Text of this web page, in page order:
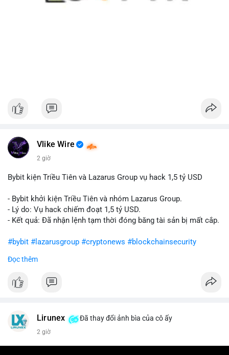
Vlike Wire
2 giờ
Bybit kiện Triều Tiên và Lazarus Group vụ hack 1,5 tỷ USD
- Bybit khởi kiện Triều Tiên và nhóm Lazarus Group.
- Lý do: Vụ hack chiếm đoạt 1,5 tỷ USD.
- Kết quả: Đã nhận lệnh tạm thời đóng băng tài sản bị mất cắp.
#bybit #lazarusgroup #cryptonews #blockchainsecurity
$btc $eth
#vlikevn #titanbot
Đọc thêm
Lirunex Đã thay đổi ảnh bìa của cô ấy
2 giờ